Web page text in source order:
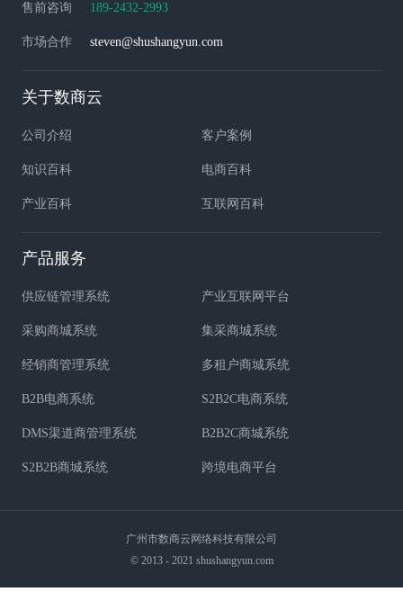
售前咨询 189-2432-2993
市场合作 steven@shushangyun.com
关于数商云
公司介绍 客户案例
知识百科 电商百科
产业百科 互联网百科
产品服务
供应链管理系统 产业互联网平台
采购商城系统 集采商城系统
经销商管理系统 多租户商城系统
B2B电商系统 S2B2C电商系统
DMS渠道商管理系统 B2B2C商城系统
S2B2B商城系统 跨境电商平台
广州市数商云网络科技有限公司
© 2013 - 2021 shushangyun.com